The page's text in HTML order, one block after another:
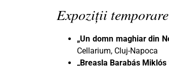
Expoziții
„Un domn maghiar din
Cellarium, Cluj-Napoca
„Breasla Barabás Miklós